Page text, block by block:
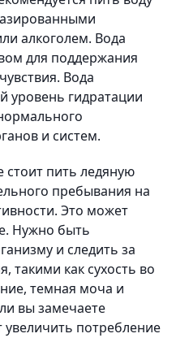
алкоголем. Вода
для поддержания
Вода
уровень гидратации
и систем.
стоит пить ледяную
пребывания на
Это может
Нужно быть
и следить за
такими как сухость во
темная моча и
вы замечаете
потребление